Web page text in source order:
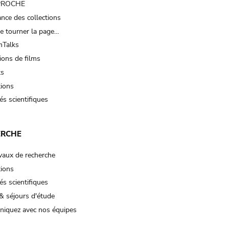
des collections
tourner la page…
de films
scientifiques
de recherche
scientifiques
séjours d'étude
avec nos équipes